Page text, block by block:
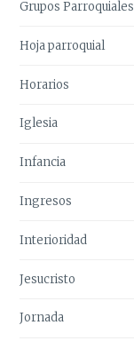
Grupos Parroquiales
Hoja parroquial
Horarios
Iglesia
Infancia
Ingresos
Interioridad
Jesucristo
Jornada